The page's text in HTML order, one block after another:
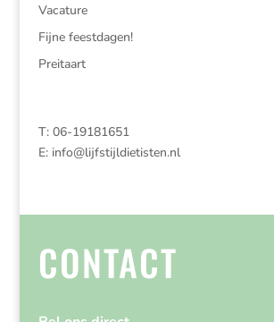
Vacature
Fijne feestdagen!
Preitaart
T: 06-19181651
E: info@lijfstijldietisten.nl
CONTACT